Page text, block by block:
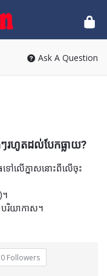
Ask A Question
ៗរហូតដល់បែកធ្លាយ?
ៅលើភ្នាសនោះពីលើចុះ
។
បរិយាកាស។
0 Followers